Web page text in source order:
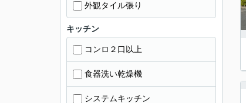
外観タイル張り
キッチン
コンロ２口以上
食器洗い乾燥機
システムキッチン